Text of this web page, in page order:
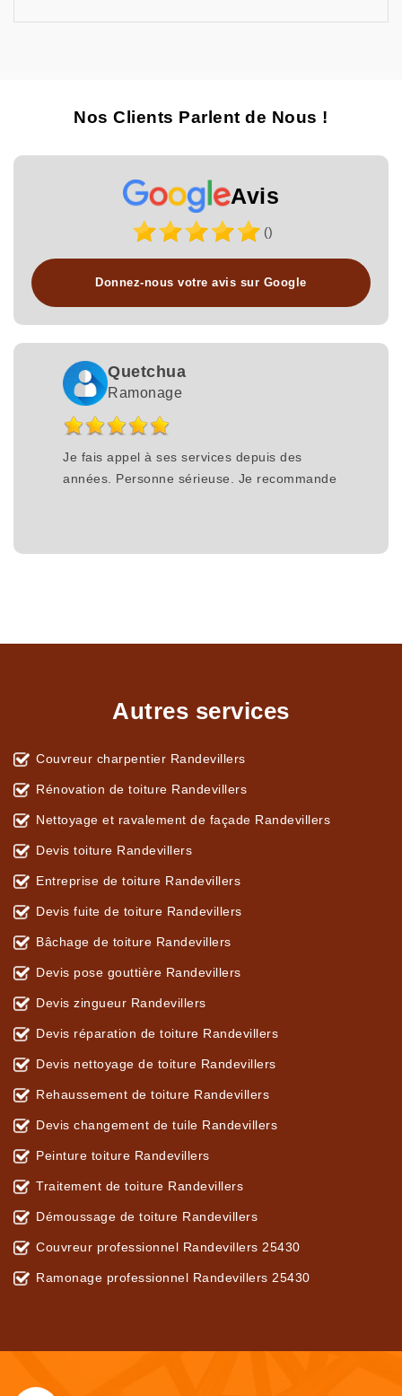
Nos Clients Parlent de Nous !
Avis
()
Donnez-nous votre avis sur Google
Quetchua
Ramonage
Je fais appel à ses services depuis des
années. Personne sérieuse. Je recommande
Autres services
Couvreur charpentier Randevillers
Rénovation de toiture Randevillers
Nettoyage et ravalement de façade Randevillers
Devis toiture Randevillers
Entreprise de toiture Randevillers
Devis fuite de toiture Randevillers
Bâchage de toiture Randevillers
Devis pose gouttière Randevillers
Devis zingueur Randevillers
Devis réparation de toiture Randevillers
Devis nettoyage de toiture Randevillers
Rehaussement de toiture Randevillers
Devis changement de tuile Randevillers
Peinture toiture Randevillers
Traitement de toiture Randevillers
Démoussage de toiture Randevillers
Couvreur professionnel Randevillers 25430
Ramonage professionnel Randevillers 25430